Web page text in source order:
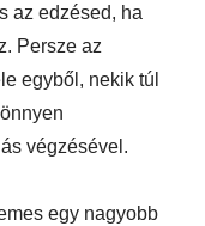
az edzésed, ha
Persze az
egyből, nekik túl
végzésével.
egy nagyobb